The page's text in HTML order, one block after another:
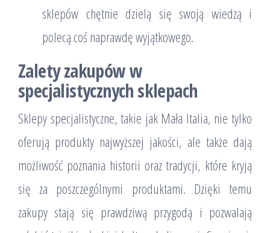
sklepów chętnie dzielą się swoją wiedzą i
polecą coś naprawdę wyjątkowego.
Zalety zakupów w
specjalistycznych sklepach
Sklepy specjalistyczne, takie jak Mała Italia, nie tylko
oferują produkty najwyższej jakości, ale także dają
możliwość poznania historii oraz tradycji, które kryją
się za poszczególnymi produktami. Dzięki temu
zakupy stają się prawdziwą przygodą i pozwalają